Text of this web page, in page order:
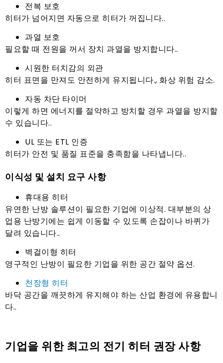
전복 보호
히터가 넘어지면 자동으로 히터가 꺼집니다..
과열 보호
필요할 때 전원을 꺼서 장치 과열을 방지합니다..
시원한 터치감의 외관
히터 표면을 만져도 안전하게 유지됩니다., 화상 위험 감소.
자동 차단 타이머
이렇게 하면 에너지를 절약하고 방치할 경우 과열을 방지할
수 있습니다..
UL 또는 ETL 인증
히터가 안전 및 품질 표준을 충족함을 나타냅니다..
이식성 및 설치 요구 사항
휴대용 히터
유연한 난방 솔루션이 필요한 기업에 이상적. 대부분의 상
업용 난방기에는 쉽게 이동할 수 있도록 손잡이나 바퀴가
달려 있습니다..
벽걸이형 히터
영구적인 난방이 필요한 기업을 위한 공간 절약 옵션.
천장형 히터
바닥 공간을 깨끗하게 유지해야 하는 산업 환경에 유용합니
다..
기업을 위한 최고의 전기 히터 권장 사항